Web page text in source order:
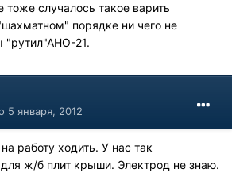
случалось такое варить
порядке ни чего не
"рутил"АНО-21.
5 января, 2012
работу ходить. У нас так
ж/б плит крыши. Электрод не знаю.